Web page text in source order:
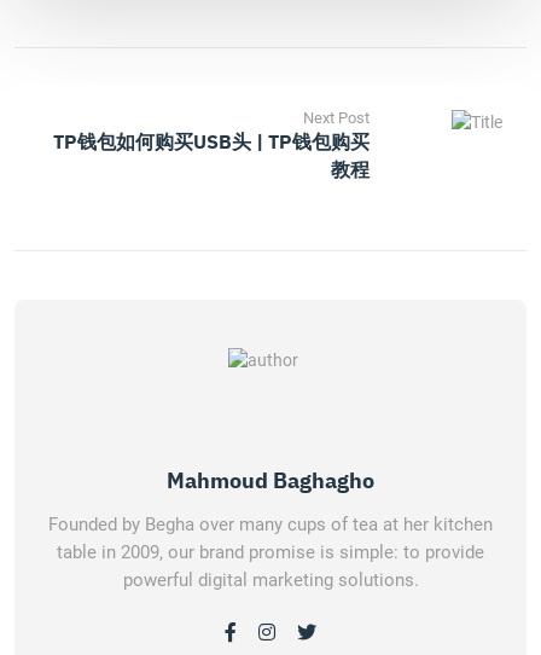
Next Post
TP钱包如何购买USB头 | TP钱包购买
教程
Mahmoud Baghagho
Founded by Begha over many cups of tea at her kitchen
table in 2009, our brand promise is simple: to provide
powerful digital marketing solutions.